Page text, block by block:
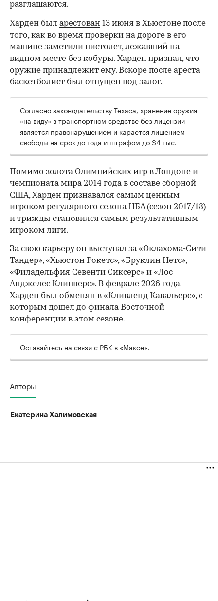
разглашаются.
Харден был арестован 13 июня в Хьюстоне после
того, как во время проверки на дороге в его
машине заметили пистолет, лежавший на
видном месте без кобуры. Харден признал, что
оружие принадлежит ему. Вскоре после ареста
баскетболист был отпущен под залог.
Согласнозаконодательству Техаса, хранение оружия
«на виду» в транспортном средстве без лицензии
является правонарушением и карается лишением
свободы на срок до года и штрафом до $4 тыс.
Помимо золота Олимпийских игр в Лондоне и
чемпионата мира 2014 года в составе сборной
США, Харден признавался самым ценным
игроком регулярного сезона НБА (сезон 2017/18)
и трижды становился самым результативным
игроком лиги.
За свою карьеру он выступал за «Оклахома-Сити
Тандер», «Хьюстон Рокетс», «Бруклин Нетс»,
«Филадельфия Севенти Сиксерс» и «Лос-
Анджелес Клипперс». В феврале 2026 года
Харден был обменян в «Кливленд Кавальерс», с
которым дошел до финала Восточной
конференции в этом сезоне.
Оставайтесь на связи с РБК в «Максе».
Авторы
Екатерина Халимовская